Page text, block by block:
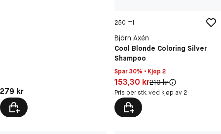
Pris: 279 kr
279 kr
250 ml
Björn Axén
Cool Blonde Coloring Silver
Shampoo
Spar 30% • Kjøp 2
Pris: 153,30 kr
153,30 krOriginal pris:
219 kr
Pris per stk. ved kjøp av 2